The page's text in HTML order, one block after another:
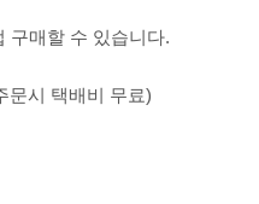
구매할 수 있습니다.
문시 택배비 무료)